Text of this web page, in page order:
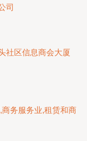
司
社区信息商会大厦
务服务业,租赁和商